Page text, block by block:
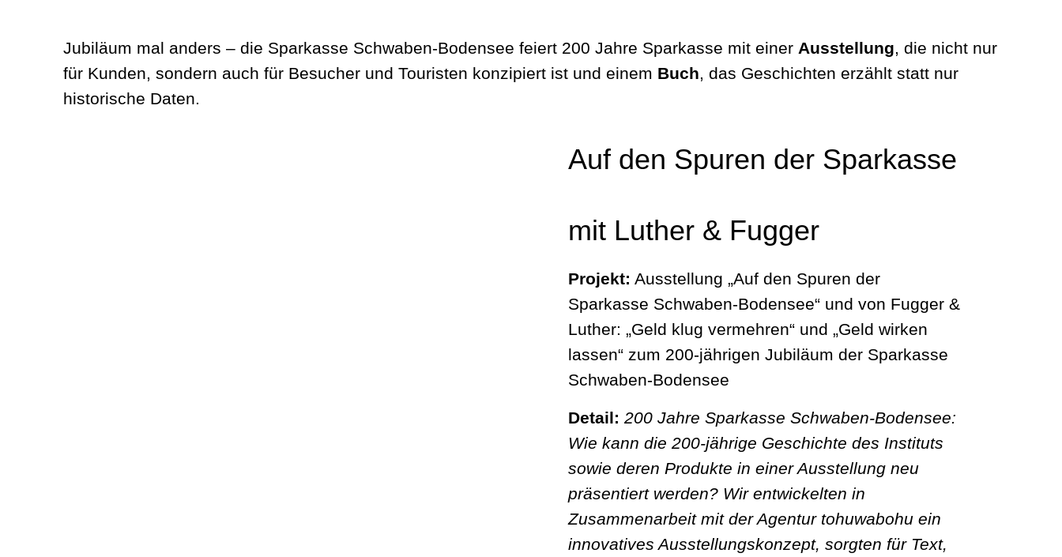
Jubiläum mal anders – die Sparkasse Schwaben-Bodensee feiert 200 Jahre Sparkasse mit einer Ausstellung, die nicht nur
für Kunden, sondern auch für Besucher und Touristen konzipiert ist und einem Buch, das Geschichten erzählt statt nur
historische Daten.
Auf den Spuren der Sparkasse
mit Luther & Fugger
Projekt: Ausstellung „Auf den Spuren der
Sparkasse Schwaben-Bodensee“ und von Fugger &
Luther: „Geld klug vermehren“ und „Geld wirken
lassen“ zum 200-jährigen Jubiläum der Sparkasse
Schwaben-Bodensee
Detail: 200 Jahre Sparkasse Schwaben-Bodensee:
Wie kann die 200-jährige Geschichte des Instituts
sowie deren Produkte in einer Ausstellung neu
präsentiert werden? Wir entwickelten in
Zusammenarbeit mit der Agentur tohuwabohu ein
innovatives Ausstellungskonzept, sorgten für Text,